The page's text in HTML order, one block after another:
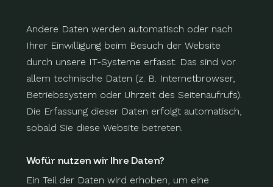
Andere Daten werden automatisch oder nach
Ihrer Einwilligung beim Besuch der Website
durch unsere IT-Systeme erfasst. Das sind vor
allem technische Daten (z. B. Internetbrowser,
Betriebssystem oder Uhrzeit des Seitenaufrufs).
Die Erfassung dieser Daten erfolgt automatisch,
sobald Sie diese Website betreten.
Wofür nutzen wir Ihre Daten?
Ein Teil der Daten wird erhoben, um eine